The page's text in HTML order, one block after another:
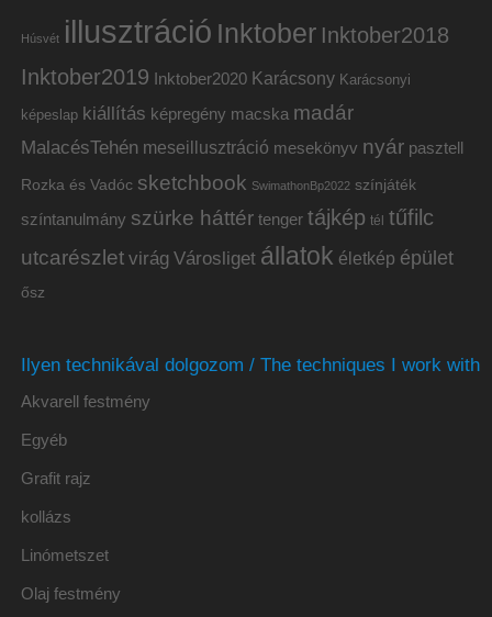
Húsvét illusztráció Inktober Inktober2018
Inktober2019 Inktober2020 Karácsony Karácsonyi
képeslap kiállítás képregény macska madár
MalacésTehén meseillusztráció mesekönyv nyár pasztell
Rozka és Vadóc sketchbook SwimathonBp2022 színjáték
színtanulmány szürke háttér tenger tájkép tél tűfilc
utcarészlet virág Városliget állatok életkép épület
ősz
Ilyen technikával dolgozom / The techniques I work with
Akvarell festmény
Egyéb
Grafit rajz
kollázs
Linómetszet
Olaj festmény